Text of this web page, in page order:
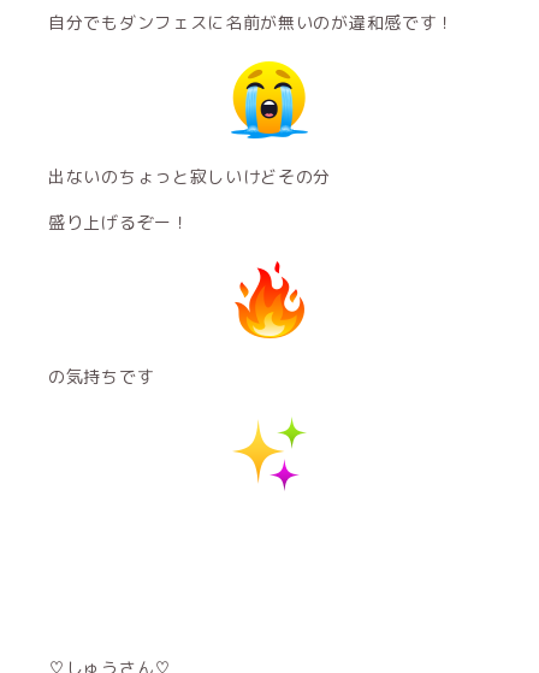
自分でもダンフェスに名前が無いのが違和感です！
出ないのちょっと寂しいけどその分
盛り上げるぞー！
の気持ちです
♡しゅうさん♡